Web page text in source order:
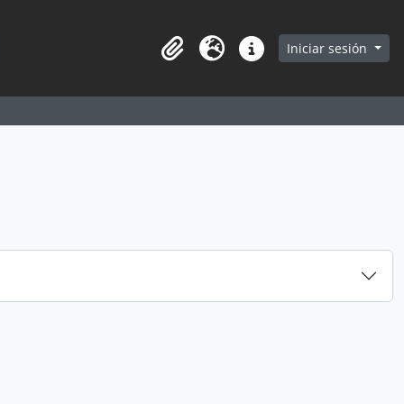
in browse page
Portapapeles
Idioma Enlaces rápidos
Iniciar sesión